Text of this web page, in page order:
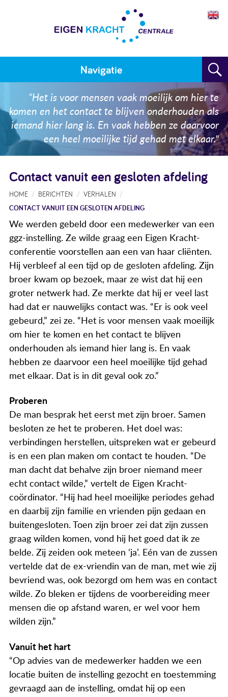
Navigatie
Home
Plan maken
Training
Meedoen
Actueel
Contact
“Het is voor mensen vaak moeilijk om hier te
komen en het contact te blijven onderhouden als
iemand hier lang is. En vaak hebben ze daarvoor
een heel moeilijke tijd gehad met elkaar."
Contact vanuit een gesloten afdeling
HOME BERICHTEN
VERHALEN
CONTACT VANUIT EEN GESLOTEN AFDELING
We werden gebeld door een medewerker van een
ggz-instelling. Ze wilde graag een Eigen Kracht-
conferentie voorstellen aan een van haar cliënten.
Hij verbleef al een tijd op de gesloten afdeling. Zijn
broer kwam op bezoek, maar ze wist dat hij een
groter netwerk had. Ze merkte dat hij er veel last
had dat er nauwelijks contact was. “Er is ook veel
gebeurd,” zei ze. “Het is voor mensen vaak moeilijk
om hier te komen en het contact te blijven
onderhouden als iemand hier lang is. En vaak
hebben ze daarvoor een heel moeilijke tijd gehad
met elkaar. Dat is in dit geval ook zo.”
Proberen
De man besprak het eerst met zijn broer. Samen
besloten ze het te proberen. Het doel was:
verbindingen herstellen, uitspreken wat er gebeurd
is en een plan maken om contact te houden. “De
man dacht dat behalve zijn broer niemand meer
echt contact wilde,” vertelt de Eigen Kracht-
coördinator. “Hij had heel moeilijke periodes gehad
en daarbij zijn familie en vrienden pijn gedaan en
buitengesloten. Toen zijn broer zei dat zijn zussen
graag wilden komen, vond hij het goed dat ik ze
belde. Zij zeiden ook meteen ‘ja’. Eén van de zussen
vertelde dat de ex-vriendin van de man, met wie zij
bevriend was, ook bezorgd om hem was en contact
wilde. Zo bleken er tijdens de voorbereiding meer
mensen die op afstand waren, er wel voor hem
wilden zijn.”
Vanuit het hart
“Op advies van de medewerker hadden we een
locatie buiten de instelling gezocht en toestemming
gevraagd aan de instelling, omdat hij op een